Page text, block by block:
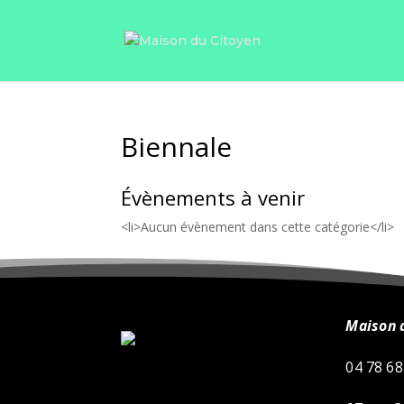
Biennale
Évènements à venir
<li>Aucun évènement dans cette catégorie</li>
Maison
04 78